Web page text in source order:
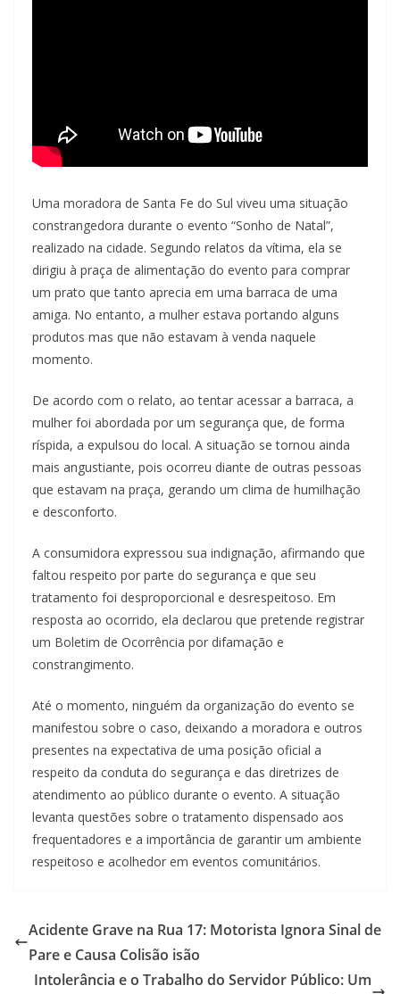
Uma moradora de Santa Fe do Sul viveu uma situação
constrangedora durante o evento “Sonho de Natal”,
realizado na cidade. Segundo relatos da vítima, ela se
dirigiu à praça de alimentação do evento para comprar
um prato que tanto aprecia em uma barraca de uma
amiga. No entanto, a mulher estava portando alguns
produtos mas que não estavam à venda naquele
momento.
De acordo com o relato, ao tentar acessar a barraca, a
mulher foi abordada por um segurança que, de forma
ríspida, a expulsou do local. A situação se tornou ainda
mais angustiante, pois ocorreu diante de outras pessoas
que estavam na praça, gerando um clima de humilhação
e desconforto.
A consumidora expressou sua indignação, afirmando que
faltou respeito por parte do segurança e que seu
tratamento foi desproporcional e desrespeitoso. Em
resposta ao ocorrido, ela declarou que pretende registrar
um Boletim de Ocorrência por difamação e
constrangimento.
Até o momento, ninguém da organização do evento se
manifestou sobre o caso, deixando a moradora e outros
presentes na expectativa de uma posição oficial a
respeito da conduta do segurança e das diretrizes de
atendimento ao público durante o evento. A situação
levanta questões sobre o tratamento dispensado aos
frequentadores e a importância de garantir um ambiente
respeitoso e acolhedor em eventos comunitários.
Acidente Grave na Rua 17: Motorista Ignora Sinal de
Pare e Causa Colisão isão
Intolerância e o Trabalho do Servidor Público: Um